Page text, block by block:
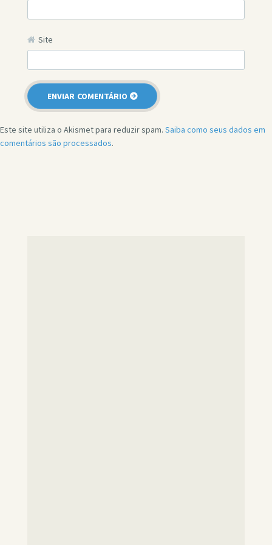
Site
Este site utiliza o Akismet para reduzir spam. Saiba como seus dados em
comentários são processados.